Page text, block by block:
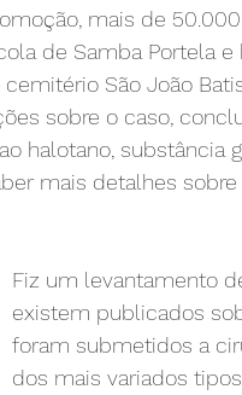
mais de
de Samba Portela
São João
sobre o caso,
halotano, substância
mais detalhes sobre
Fiz um levantamento
existem publicados
foram submetidos a
dos mais variados